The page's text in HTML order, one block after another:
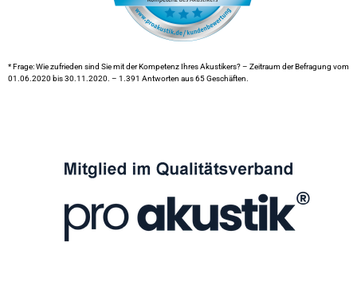
* Frage: Wie zufrieden sind Sie mit der Kompetenz Ihres Akustikers? – Zeitraum der Befragung vom
01.06.2020 bis 30.11.2020. – 1.391 Antworten aus 65 Geschäften.